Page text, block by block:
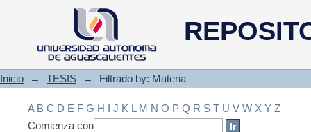
Filtrado by: Materia
Inicio → TESIS → Filtrado by: Materia
A B C D E F G H I J K L M N O P Q R S T U V W X Y Z
Comienza con